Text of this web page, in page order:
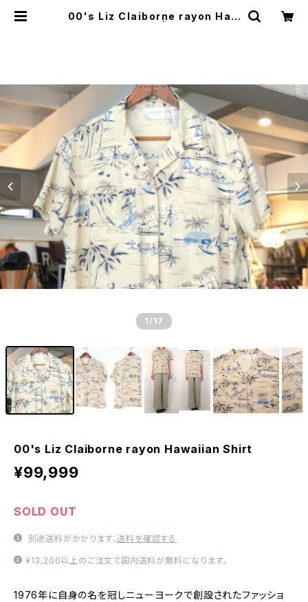
00's Liz Claiborne rayon Haw
1 /17
00's Liz Claiborne rayon Hawaiian Shirt
¥99,999
SOLD OUT
別途送料がかかります。送料を確認する
¥13,200以上のご注文で国内送料が無料になります。
1976年に自身の名を冠しニューヨークで創設されたファッショ